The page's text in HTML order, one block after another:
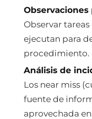
Observaciones
Observar
ejecutan para
procedimiento.
Análisis de
Los near miss
fuente de
aprovechada